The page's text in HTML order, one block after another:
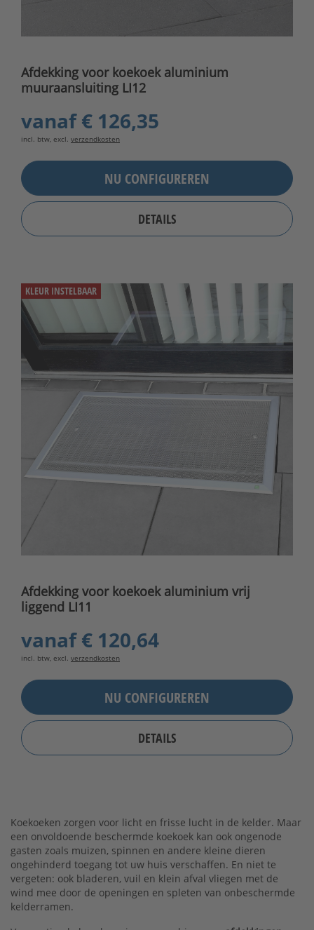
Afdekking voor koekoek aluminium
muuraansluiting LI12
vanaf€ 126,35
incl. btw, excl. verzendkosten
NU CONFIGUREREN
DETAILS
KLEUR INSTELBAAR
Afdekking voor koekoek aluminium vrij
liggend LI11
vanaf€ 120,64
incl. btw, excl. verzendkosten
NU CONFIGUREREN
DETAILS
Koekoeken zorgen voor licht en frisse lucht in de kelder. Maar
een onvoldoende beschermde koekoek kan ook ongenode
gasten zoals muizen, spinnen en andere kleine dieren
ongehinderd toegang tot uw huis verschaffen. En niet te
vergeten: ook bladeren, vuil en klein afval vliegen met de
wind mee door de openingen en spleten van onbeschermde
kelderramen.